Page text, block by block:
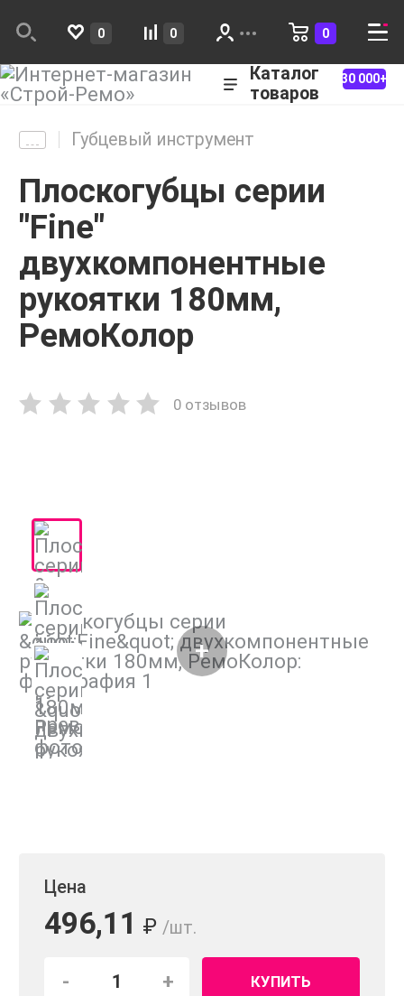
0 0 0
Каталог
товаров
30 000+
Губцевый инструмент
Плоскогубцы серии
"Fine"
двухкомпонентные
рукоятки 180мм,
РемоКолор
0 отзывов
Цена
496,11 ₽ /шт.
- + КУПИТЬ